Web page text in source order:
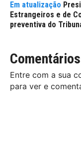
Estrangeiros e de
preventiva do
Comentários
Entre com a sua
para ver e